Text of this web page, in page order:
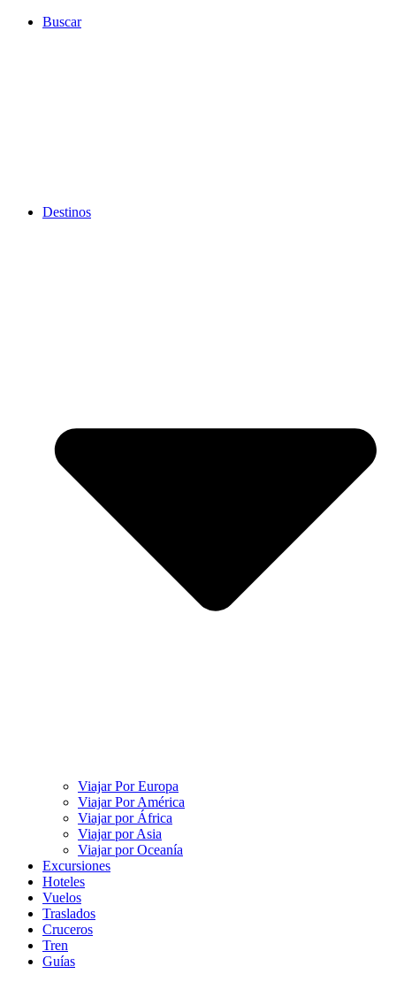
Buscar
Destinos
Viajar Por Europa
Viajar Por América
Viajar por África
Viajar por Asia
Viajar por Oceanía
Excursiones
Hoteles
Vuelos
Traslados
Cruceros
Tren
Guías